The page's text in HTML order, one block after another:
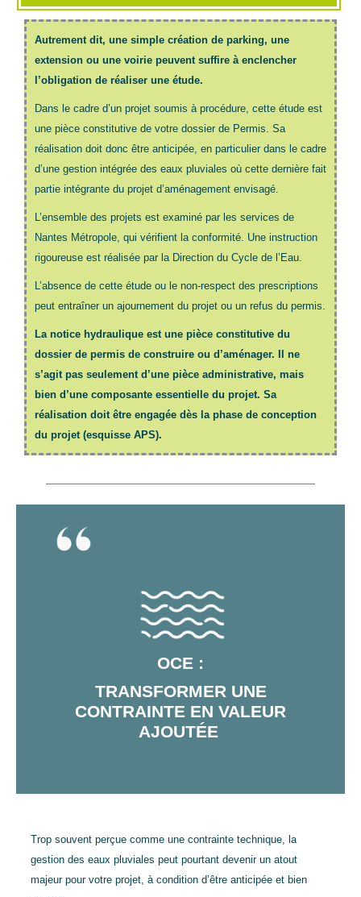
Autrement dit, une simple création de parking, une
extension ou une voirie peuvent suffire à enclencher
l’obligation de réaliser une étude.
Dans le cadre d’un projet soumis à procédure, cette étude est
une pièce constitutive de votre dossier de Permis. Sa
réalisation doit donc être anticipée, en particulier dans le cadre
d’une gestion intégrée des eaux pluviales où cette dernière fait
partie intégrante du projet d’aménagement envisagé.
L’ensemble des projets est examiné par les services de
Nantes Métropole, qui vérifient la conformité. Une instruction
rigoureuse est réalisée par la Direction du Cycle de l’Eau.
L’absence de cette étude ou le non-respect des prescriptions
peut entraîner un ajournement du projet ou un refus du permis.
La notice hydraulique est une pièce constitutive du
dossier de permis de construire ou d’aménager. Il ne
s’agit pas seulement d’une pièce administrative, mais
bien d’une composante essentielle du projet. Sa
réalisation doit être engagée dès la phase de conception
du projet (esquisse APS).
OCE :
TRANSFORMER UNE
CONTRAINTE EN VALEUR
AJOUTÉE
Trop souvent perçue comme une contrainte technique, la
gestion des eaux pluviales peut pourtant devenir un atout
majeur pour votre projet, à condition d’être anticipée et bien